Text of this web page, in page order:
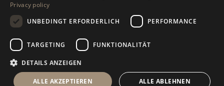
RUSSIAN
Privacy policy
UNBEDINGT ERFORDERLICH
PERFORMANCE
TARGETING FUNKTIONALITÄT
DETAILS ANZEIGEN
ALLE AKZEPTIEREN ALLE ABLEHNEN